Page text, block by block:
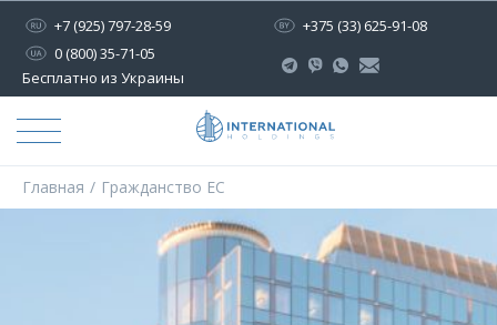
+7 (925) 797-28-59
+375 (33) 625-91-08
0 (800) 35-71-05
Бесплатно из Украины
Главная Гражданство ЕС